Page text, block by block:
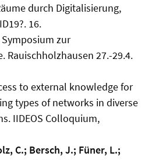
durch Digitalisierung,
16.
zur
Rauischholzhausen 27.-29.4.
to external knowledge for
types of networks in diverse
IIDEOS Colloquium,
C.; Bersch, J.; Füner, L.;